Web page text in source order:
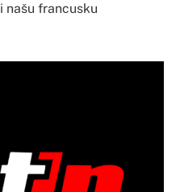
našu francusku